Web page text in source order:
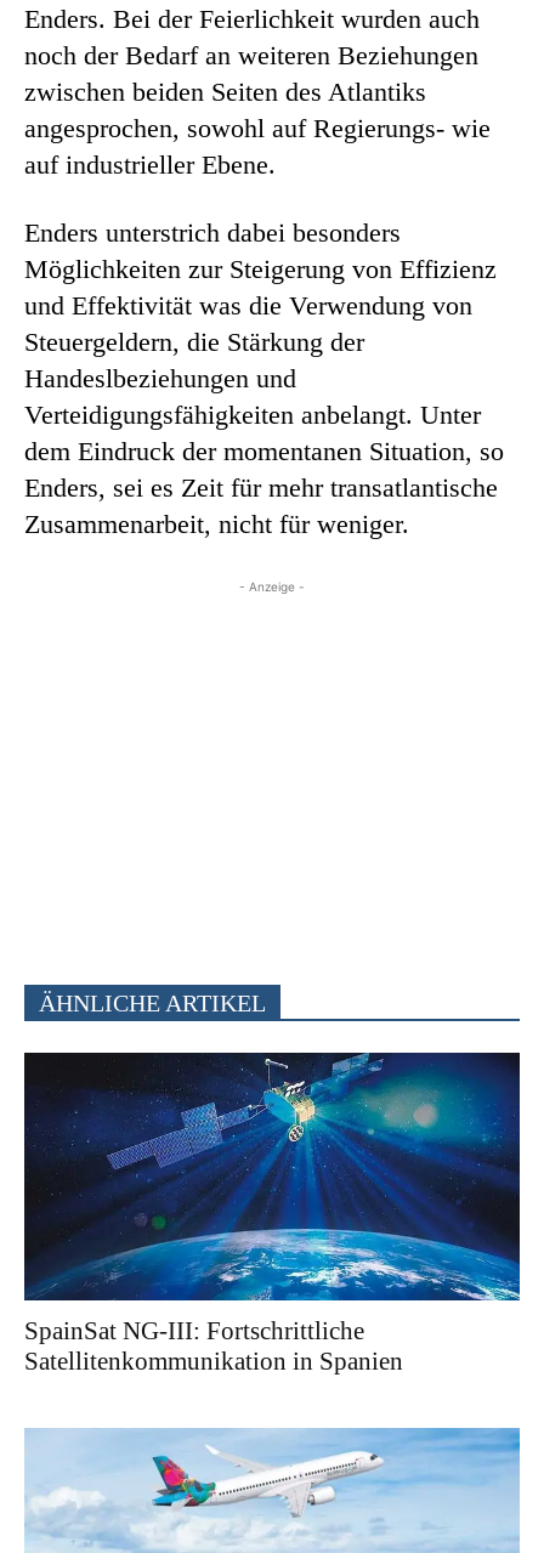
Enders. Bei der Feierlichkeit wurden auch
noch der Bedarf an weiteren Beziehungen
zwischen beiden Seiten des Atlantiks
angesprochen, sowohl auf Regierungs- wie
auf industrieller Ebene.
Enders unterstrich dabei besonders
Möglichkeiten zur Steigerung von Effizienz
und Effektivität was die Verwendung von
Steuergeldern, die Stärkung der
Handeslbeziehungen und
Verteidigungsfähigkeiten anbelangt. Unter
dem Eindruck der momentanen Situation, so
Enders, sei es Zeit für mehr transatlantische
Zusammenarbeit, nicht für weniger.
- Anzeige -
ÄHNLICHE ARTIKEL
SpainSat NG-III: Fortschrittliche
Satellitenkommunikation in Spanien